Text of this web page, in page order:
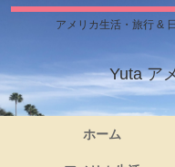
アメリカ生活・旅行 &
Yuta ア
ホーム